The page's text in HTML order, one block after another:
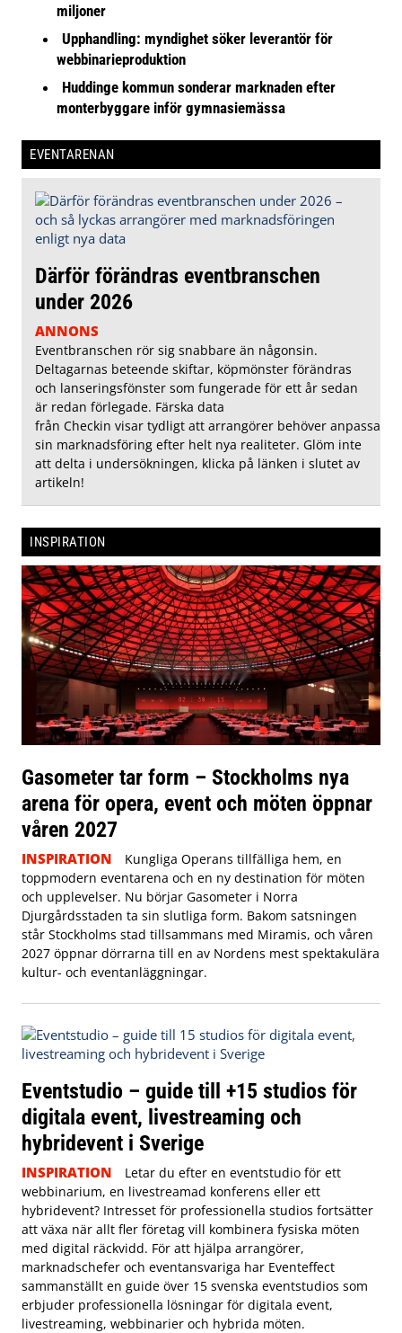
miljoner
Upphandling: myndighet söker leverantör för
webbinarieproduktion
Huddinge kommun sonderar marknaden efter
monterbyggare inför gymnasiemässa
EVENTARENAN
Därför förändras eventbranschen
under 2026
ANNONS
Eventbranschen rör sig snabbare än någonsin.
Deltagarnas beteende skiftar, köpmönster förändras
och lanseringsfönster som fungerade för ett år sedan
är redan förlegade. Färska data
från Checkin visar tydligt att arrangörer behöver anpassa
sin marknadsföring efter helt nya realiteter. Glöm inte
att delta i undersökningen, klicka på länken i slutet av
artikeln!
INSPIRATION
Gasometer tar form – Stockholms nya
arena för opera, event och möten öppnar
våren 2027
INSPIRATION
Kungliga Operans tillfälliga hem, en
toppmodern eventarena och en ny destination för möten
och upplevelser. Nu börjar Gasometer i Norra
Djurgårdsstaden ta sin slutliga form. Bakom satsningen
står Stockholms stad tillsammans med Miramis, och våren
2027 öppnar dörrarna till en av Nordens mest spektakulära
kultur- och eventanläggningar.
Eventstudio – guide till +15 studios för
digitala event, livestreaming och
hybridevent i Sverige
INSPIRATION
Letar du efter en eventstudio för ett
webbinarium, en livestreamad konferens eller ett
hybridevent? Intresset för professionella studios fortsätter
att växa när allt fler företag vill kombinera fysiska möten
med digital räckvidd. För att hjälpa arrangörer,
marknadschefer och eventansvariga har Eventeffect
sammanställt en guide över 15 svenska eventstudios som
erbjuder professionella lösningar för digitala event,
livestreaming, webbinarier och hybrida möten.